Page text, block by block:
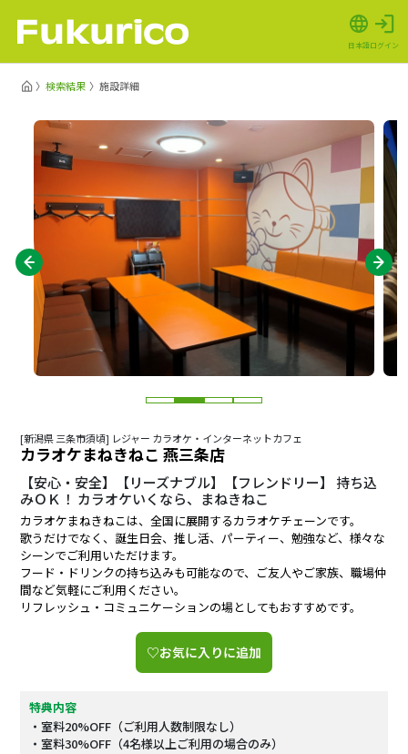
日本語ログイン
検索結果 施設詳細
[新潟県 三条市須頃] レジャー カラオケ・インターネットカフェ
カラオケまねきねこ 燕三条店
【安心・安全】【リーズナブル】【フレンドリー】 持ち込
みＯＫ！ カラオケいくなら、まねきねこ
カラオケまねきねこは、全国に展開するカラオケチェーンです。
歌うだけでなく、誕生日会、推し活、パーティー、勉強など、様々な
シーンでご利用いただけます。
フード・ドリンクの持ち込みも可能なので、ご友人やご家族、職場仲
間など気軽にご利用ください。
リフレッシュ・コミュニケーションの場としてもおすすめです。
♡お気に入りに追加
特典内容
・室料20%OFF（ご利用人数制限なし）
・室料30%OFF（4名様以上ご利用の場合のみ）